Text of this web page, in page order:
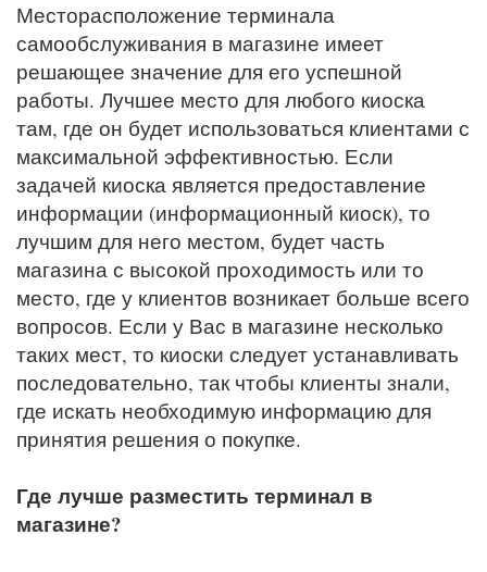
Месторасположение терминала
самообслуживания в магазине имеет
решающее значение для его успешной
работы. Лучшее место для любого киоска
там, где он будет использоваться клиентами с
максимальной эффективностью. Если
задачей киоска является предоставление
информации (информационный киоск), то
лучшим для него местом, будет часть
магазина с высокой проходимость или то
место, где у клиентов возникает больше всего
вопросов. Если у Вас в магазине несколько
таких мест, то киоски следует устанавливать
последовательно, так чтобы клиенты знали,
где искать необходимую информацию для
принятия решения о покупке.
Где лучше разместить терминал в
магазине?